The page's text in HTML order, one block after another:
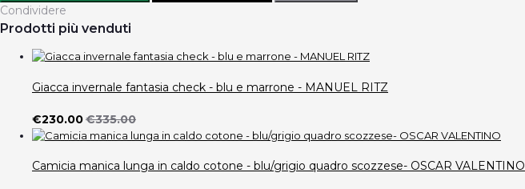
Condividere
Prodotti più venduti
Giacca invernale fantasia check - blu e marrone - MANUEL RITZ
€230.00€335.00
Camicia manica lunga in caldo cotone - blu/grigio quadro scozzese- OSCAR VALENTINO